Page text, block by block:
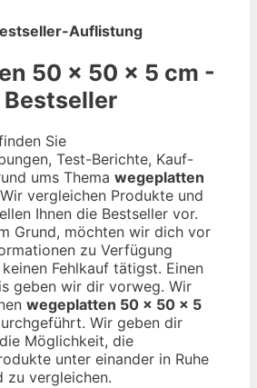
Auflistung
50 x 50 x 5 cm -
Sie
Test-Berichte, Kauf-
ums Thema wegeplatten
vergleichen Produkte und
Ihnen die Bestseller vor.
Grund, möchten wir dich vor
zu Verfügung
Fehlkauf tätigst. Einen
geben wir dir vorweg. Wir
wegeplatten 50 x 50 x 5
Wir geben dir
Möglichkeit, die
unter einander in Ruhe
zu vergleichen.